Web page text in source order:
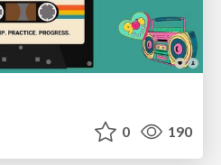
0 190